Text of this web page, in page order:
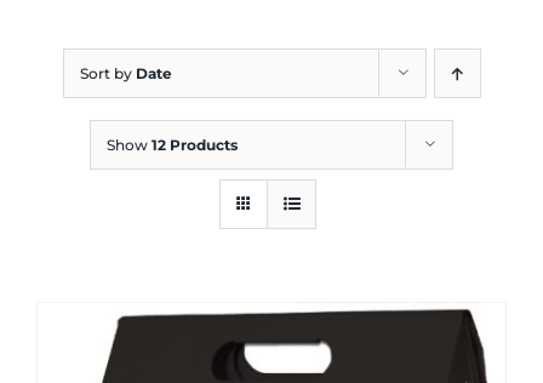
Sort by Date
Show 12 Products